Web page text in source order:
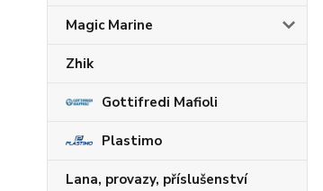
Magic Marine
Zhik
Gottifredi Mafioli
Plastimo
Lana, provazy, příslušenství